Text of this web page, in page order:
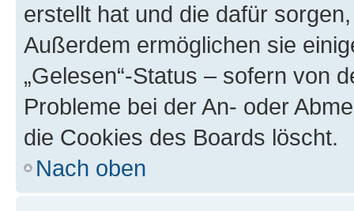
erstellt hat und die dafür
Außerdem ermöglichen sie
„Gelesen“-Status – sofern von
Probleme bei der An- oder
die Cookies des Boards löscht.
Nach oben